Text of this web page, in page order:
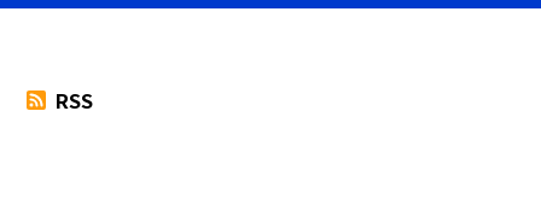
RSS